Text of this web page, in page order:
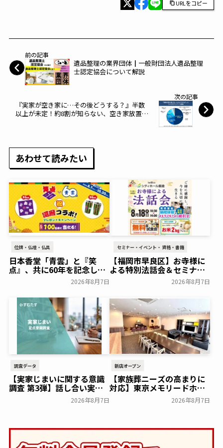
URLをコピー
前の記事
遺品整理の業界団体┃一般財団法人遺品整理
士認定協会について解説
次の記事
『実家が空き家に…その後どうする？』半数
以上が未定！約8割が知らない、空き家放置
あわせて読みたい
位牌・仏壇・仏具
日本香堂「青雲」と『笑
点』、共に60年を記念した
初コラボ！オリジナルグッ
ズのプレゼントキャンペー
ンを実施～日本香堂～
一般公開
2026年8月7日
セミナー・イベント・資格・書籍
【福岡市早良区】お寺様に
よる特別法話会＆セミナー
特典「無料試食会」を8月
18日(月)にシティホール飯
倉にて開催！～ベルコ～
一般公開
2026年8月7日
調査データ
【実家じまいに関する意識
調査 第3弾】話し合い実施
率は29.5％で前回から低
下。「大相続時代」でも家
2026年8月7日
新店オープン
【家族葬ニーズの高まりに
対応】東京メモリードホー
ルに貸切型家族葬空間『第
８ホール～Living～』オー
2026年8月7日